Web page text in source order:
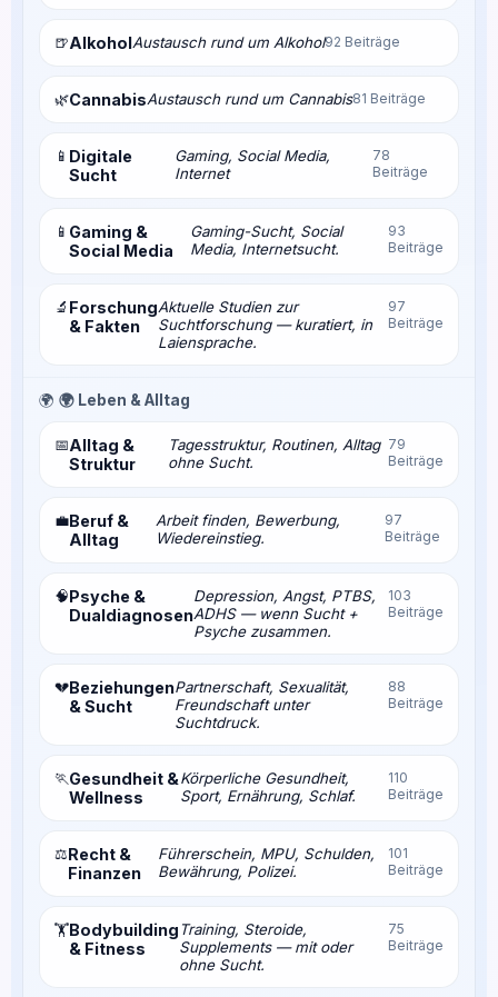
🍺AlkoholAustausch rund um Alkohol92 Beiträge
🌿CannabisAustausch rund um Cannabis81 Beiträge
📱 Digitale
Sucht
Gaming, Social Media,
Internet
78
Beiträge
📱 Gaming &
Social Media
Gaming-Sucht, Social
Media, Internetsucht.
93
Beiträge
🔬 Forschung
& Fakten
Aktuelle Studien zur
Suchtforschung — kuratiert, in
Laiensprache.
97
Beiträge
🌍 🌍 Leben & Alltag
📅Alltag &
Struktur
Tagesstruktur, Routinen, Alltag
ohne Sucht.
79
Beiträge
💼Beruf &
Alltag
Arbeit finden, Bewerbung,
Wiedereinstieg.
97
Beiträge
🧠Psyche &
Dualdiagnosen
Depression, Angst, PTBS,
ADHS — wenn Sucht +
Psyche zusammen.
103
Beiträge
💔Beziehungen
& Sucht
Partnerschaft, Sexualität,
Freundschaft unter
Suchtdruck.
88
Beiträge
🏃Gesundheit &
Wellness
Körperliche Gesundheit,
Sport, Ernährung, Schlaf.
110
Beiträge
⚖️Recht &
Finanzen
Führerschein, MPU, Schulden,
Bewährung, Polizei.
101
Beiträge
🏋️Bodybuilding
& Fitness
Training, Steroide,
Supplements — mit oder
ohne Sucht.
75
Beiträge